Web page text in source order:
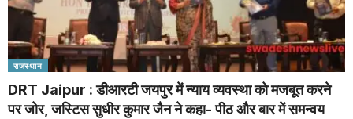
राजस्थान
DRT Jaipur : डीआरटी जयपुर में न्याय व्यवस्था को मजबूत करने
पर जोर, जस्टिस सुधीर कुमार जैन ने कहा- पीठ और बार में समन्वय